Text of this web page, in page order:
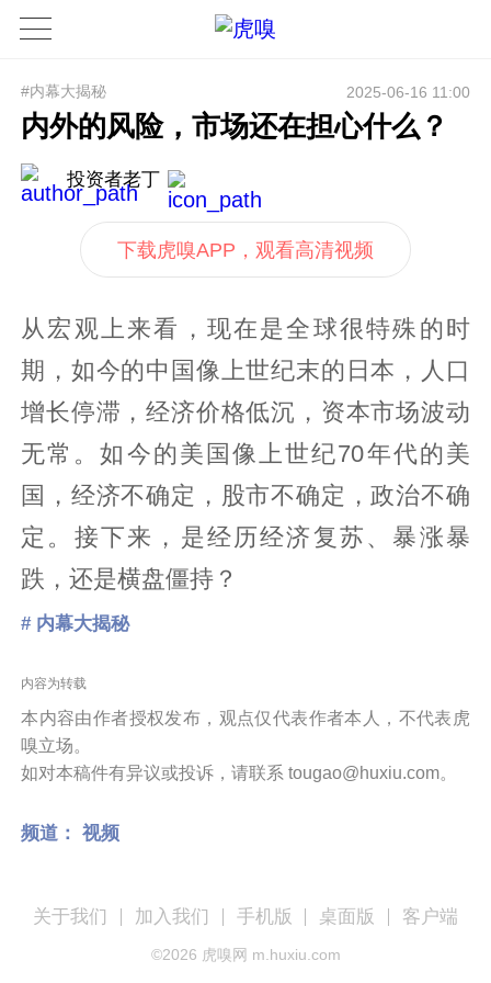
#内幕大揭秘 2025-06-16 11:00
内外的风险，市场还在担心什么？
投资者老丁
下载虎嗅APP，观看高清视频
从宏观上来看，现在是全球很特殊的时
期，如今的中国像上世纪末的日本，人口
增长停滞，经济价格低沉，资本市场波动
无常。如今的美国像上世纪70年代的美
国，经济不确定，股市不确定，政治不确
定。接下来，是经历经济复苏、暴涨暴
跌，还是横盘僵持？
# 内幕大揭秘
内容为转载
本内容由作者授权发布，观点仅代表作者本人，不代表虎
嗅立场。
如对本稿件有异议或投诉，请联系 tougao@huxiu.com。
频道： 视频
关于我们 加入我们 手机版 桌面版 客户端
©2026 虎嗅网 m.huxiu.com